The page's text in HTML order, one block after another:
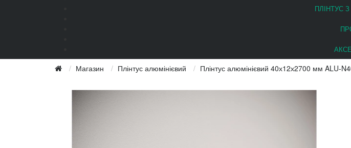
ПЛІНТУС
Магазин Плінтус алюмінієвий Плінтус алюмінієвий 40х12х2700 мм ALU-